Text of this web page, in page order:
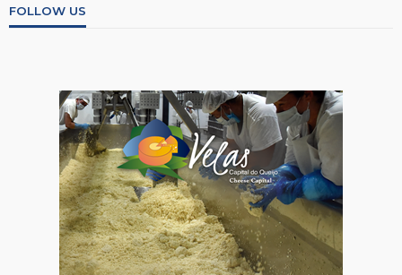
FOLLOW US